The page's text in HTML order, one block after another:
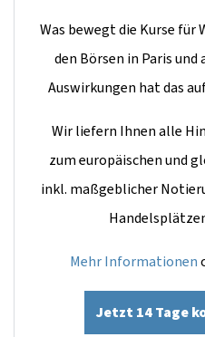
Was bewegt die Kurse für
den Börsen in Paris und
Auswirkungen hat das
Wir liefern Ihnen alle
zum europäischen und
inkl. maßgeblicher
Mehr Informationen
Jetzt 14 Tage